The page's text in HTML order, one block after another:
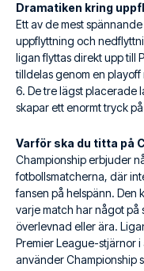
Dramatiken kring
Ett av de mest
uppflyttning och
ligan flyttas direkt upp till
tilldelas genom en playoff
6. De tre lägst placerade
skapar ett enormt tryck
Varför ska du titta på
Championship erbjuder
fotbollsmatcherna, där
fansen på helspänn.
varje match har något på
överlevnad eller ära.
Premier League-stjärnor
använder Championship